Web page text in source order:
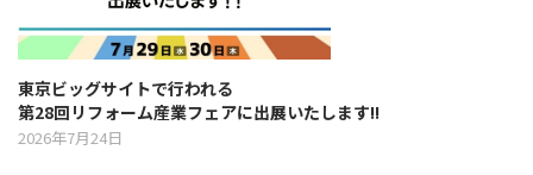
i
o
n
東京ビッグサイトで行われる
第28回リフォーム産業フェアに出展いたします!!
2026年7月24日